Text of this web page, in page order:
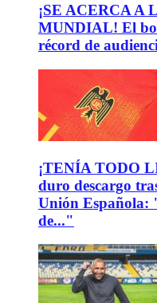
¡SE ACERCA A
MUNDIAL! El
récord de
¡TENÍA TODO
duro descargo
Unión Española:
de..."